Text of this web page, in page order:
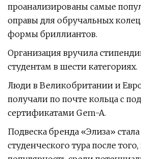
проанализированы самые
оправы для обручальных
формы бриллиантов.
Организация вручила
студентам в шести категориях.
Люди в Великобритании и
получали по почте кольца с
сертификатами Gem-A.
Подвеска бренда «Элиза» стала
студенческого тура после того,